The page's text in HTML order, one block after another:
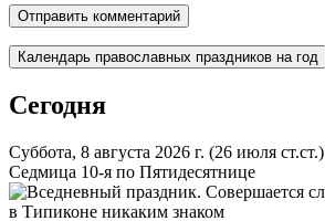
Календарь православных праздников на год
Сегодня
Суббота, 8 августа 2026 г. (26 июля ст.ст.)
Седмица 10-я по Пятидесятнице